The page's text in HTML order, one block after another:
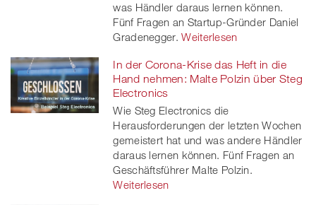
was Händler daraus lernen können.
Fünf Fragen an Startup-Gründer Daniel
Gradenegger. Weiterlesen
In der Corona-Krise das Heft in die
Hand nehmen: Malte Polzin über Steg
Electronics
Wie Steg Electronics die
Herausforderungen der letzten Wochen
gemeistert hat und was andere Händler
daraus lernen können. Fünf Fragen an
Geschäftsführer Malte Polzin.
Weiterlesen